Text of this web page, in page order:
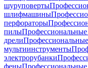
шуруповерты
шлифмашины
перфораторы
пилыПрофессиональные
дрели
мультиинструменты
электрорубанки
феныПрофессиональные